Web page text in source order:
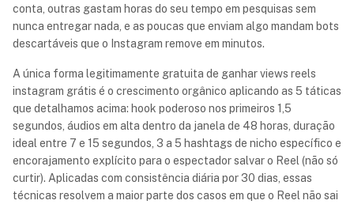
conta, outras gastam horas do seu tempo em pesquisas sem
nunca entregar nada, e as poucas que enviam algo mandam bots
descartáveis que o Instagram remove em minutos.
A única forma legitimamente gratuita de ganhar views reels
instagram grátis é o crescimento orgânico aplicando as 5 táticas
que detalhamos acima: hook poderoso nos primeiros 1,5
segundos, áudios em alta dentro da janela de 48 horas, duração
ideal entre 7 e 15 segundos, 3 a 5 hashtags de nicho específico e
encorajamento explícito para o espectador salvar o Reel (não só
curtir). Aplicadas com consistência diária por 30 dias, essas
técnicas resolvem a maior parte dos casos em que o Reel não sai